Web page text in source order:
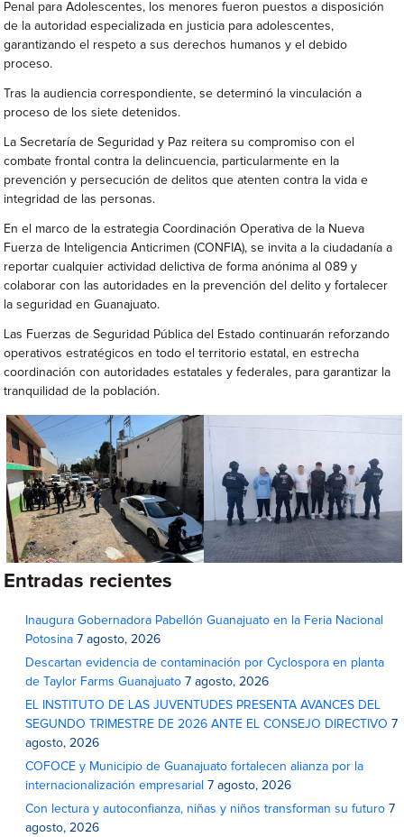
Penal para Adolescentes, los menores fueron puestos a disposición
de la autoridad especializada en justicia para adolescentes,
garantizando el respeto a sus derechos humanos y el debido
proceso.
Tras la audiencia correspondiente, se determinó la vinculación a
proceso de los siete detenidos.
La Secretaría de Seguridad y Paz reitera su compromiso con el
combate frontal contra la delincuencia, particularmente en la
prevención y persecución de delitos que atenten contra la vida e
integridad de las personas.
En el marco de la estrategia Coordinación Operativa de la Nueva
Fuerza de Inteligencia Anticrimen (CONFIA), se invita a la ciudadanía a
reportar cualquier actividad delictiva de forma anónima al 089 y
colaborar con las autoridades en la prevención del delito y fortalecer
la seguridad en Guanajuato.
Las Fuerzas de Seguridad Pública del Estado continuarán reforzando
operativos estratégicos en todo el territorio estatal, en estrecha
coordinación con autoridades estatales y federales, para garantizar la
tranquilidad de la población.
Entradas recientes
Inaugura Gobernadora Pabellón Guanajuato en la Feria Nacional
Potosina 7 agosto, 2026
Descartan evidencia de contaminación por Cyclospora en planta
de Taylor Farms Guanajuato 7 agosto, 2026
EL INSTITUTO DE LAS JUVENTUDES PRESENTA AVANCES DEL
SEGUNDO TRIMESTRE DE 2026 ANTE EL CONSEJO DIRECTIVO 7
agosto, 2026
COFOCE y Municipio de Guanajuato fortalecen alianza por la
internacionalización empresarial 7 agosto, 2026
Con lectura y autoconfianza, niñas y niños transforman su futuro 7
agosto, 2026